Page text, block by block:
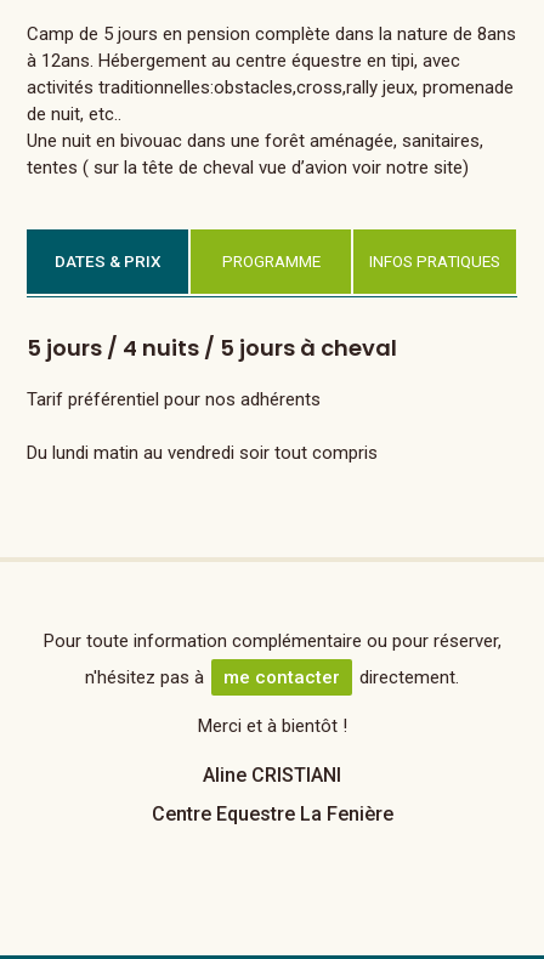
Camp de 5 jours en pension complète dans la nature de 8ans
à 12ans. Hébergement au centre équestre en tipi, avec
activités traditionnelles:obstacles,cross,rally jeux, promenade
de nuit, etc..
Une nuit en bivouac dans une forêt aménagée, sanitaires,
tentes ( sur la tête de cheval vue d’avion voir notre site)
DATES & PRIX PROGRAMME INFOS PRATIQUES
5 jours / 4 nuits / 5 jours à cheval
Tarif préférentiel pour nos adhérents
Du lundi matin au vendredi soir tout compris
Pour toute information complémentaire ou pour réserver,
n'hésitez pas à
me contacter directement.
Merci et à bientôt !
Aline CRISTIANI
Centre Equestre La Fenière